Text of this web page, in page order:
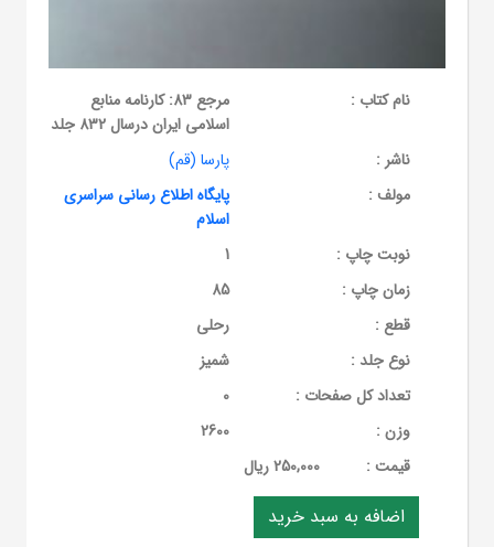
نام کتاب :
مرجع 83: کارنامه منابع
اسلامی ایران درسال 832 جلد
ناشر :
پارسا (قم)
مولف :
پایگاه اطلاع رسانی سراسری
اسلام
نوبت چاپ :
1
زمان چاپ :
85
قطع :
رحلی
نوع جلد :
شمیز
تعداد کل صفحات :
0
وزن :
2600
قيمت :
250,000 ریال